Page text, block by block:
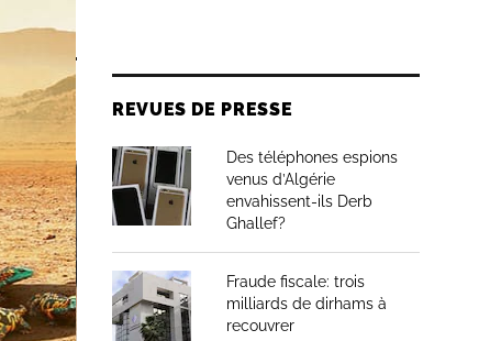
REVUES DE PRESSE
Des téléphones espions
venus d’Algérie
envahissent-ils Derb
Ghallef?
Fraude fiscale: trois
milliards de dirhams à
recouvrer